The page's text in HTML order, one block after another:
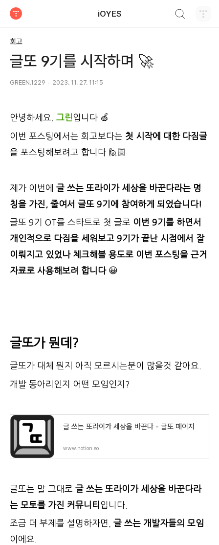
iOYES
회고
글또 9기를 시작하며 🚀
GREEN.1229 2023. 11. 27. 11:15
안녕하세요. 그린입니다 🍏
이번 포스팅에서는 회고보다는 첫 시작에 대한 다짐글
을 포스팅해보려고 합니다 🙋🏻
제가 이번에 글 쓰는 또라이가 세상을 바꾼다라는 명
칭을 가진, 줄여서 글또 9기에 참여하게 되었습니다!
글또 9기 OT를 스타트로 첫 글로 이번 9기를 하면서
개인적으로 다짐을 세워보고 9기가 끝난 시점에서 잘
이뤄지고 있었나 체크해볼 용도로 이번 포스팅을 근거
자료로 사용해보려 합니다😀
글또가 뭔데?
글또가 대체 뭔지 아직 모르시는분이 많을것 같아요.
개발 동아리인지 어떤 모임인지?
글 쓰는 또라이가 세상을 바꾼다 - 글또 페이지
www.notion.so
글또는 말 그대로 글 쓰는 또라이가 세상을 바꾼다라
는 모토를 가진 커뮤니티 입니다.
조금 더 부제를 설명하자면, 글 쓰는 개발자들의 모임
이에요.